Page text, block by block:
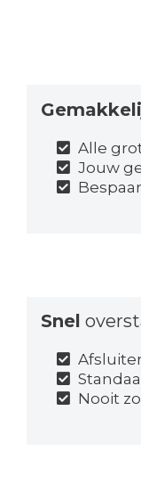
Alle
Jouw
Snel
Nooit